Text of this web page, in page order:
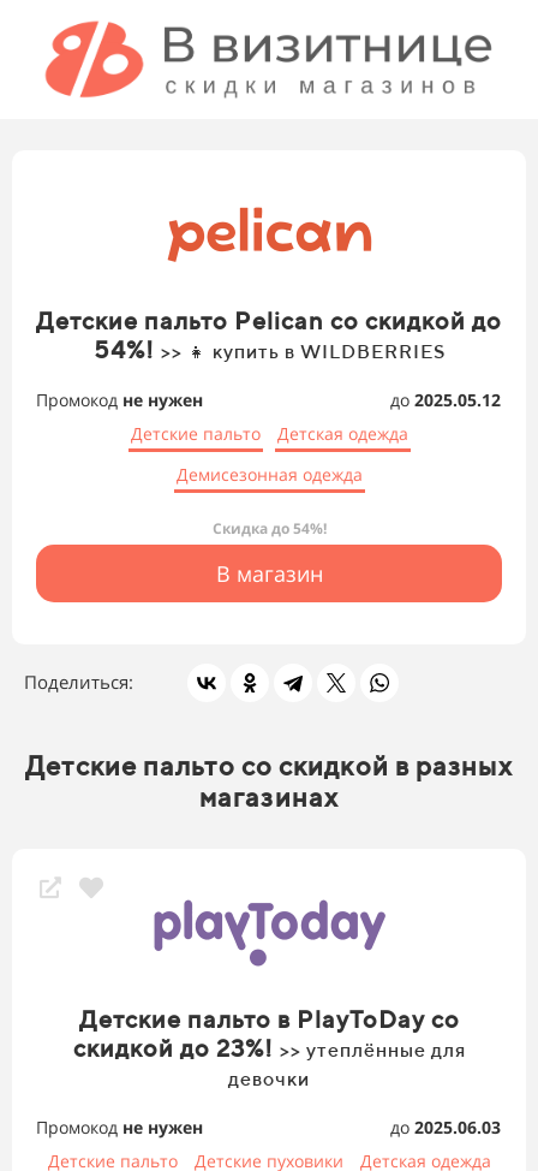
Детские пальто Pelican со скидкой до
54%! >> 👧 купить в WILDBERRIES
Промокод не нужен до 2025.05.12
Детские пальто
Детская одежда
Демисезонная одежда
Скидка до 54%!
В магазин
Поделиться:
Детские пальто со скидкой в разных
магазинах
Детские пальто в PlayToDay со
скидкой до 23%! >> утеплённые для
девочки
Промокод не нужен до 2025.06.03
Детские пальто
Детские пуховики Детская одежда